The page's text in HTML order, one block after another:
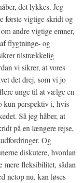
det lykkes. Jeg
første vigtige skridt og
andre vigtige emner,
flygtninge- og
tilstrækkelig
vi sikrer, at vores
det drej, som vi jo
unge til at vælge en
kun perspektiv i, hvis
Så jeg håber, at
på en længere rejse,
Og
diskutere, hvordan
mere fleksibilitet, sådan
netop nu, kan løses